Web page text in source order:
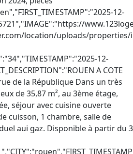
12-
location/uploads/properties/